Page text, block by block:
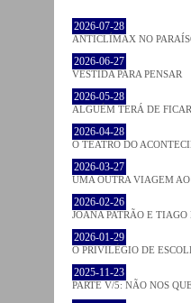
2026-07-28
ANTICLÍMAX NO
2026-06-27
VESTIDA PARA PENSAR
2026-05-28
ALGUÉM TERÁ DE
2026-04-28
O TEATRO DO
2026-03-27
UMA OUTRA VIAGEM
2026-02-26
JOANA PATRÃO E
2026-01-29
O PRIVILÉGIO DE
2025-11-23
PARTE V/5: NÃO NOS